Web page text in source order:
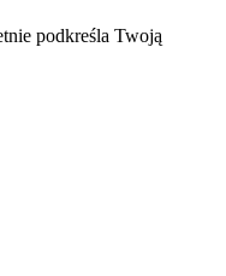
podkreśla Twoją